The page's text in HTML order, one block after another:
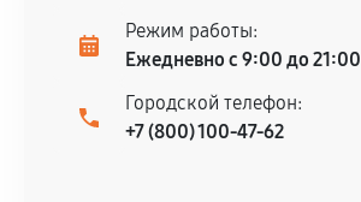
Режим работы:
Ежедневно с 9:00 до 21:00
Городской телефон:
+7 (800) 100-47-62